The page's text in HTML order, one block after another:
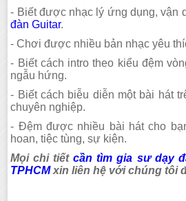
- Biết được nhạc lý ứng dụng, vận
đàn Guitar.
- Chơi được nhiều bản nhạc yêu
- Biết cách intro theo kiểu đệm
ngẫu hứng.
- Biết cách biễu diễn một bài hát
chuyên nghiệp.
- Đệm được nhiều bài hát cho
hoan, tiệc tùng, sự kiện.
Mọi chi tiếtcần tìm gia sư dạy
TPHCMxin liên hệ với chúng tôi